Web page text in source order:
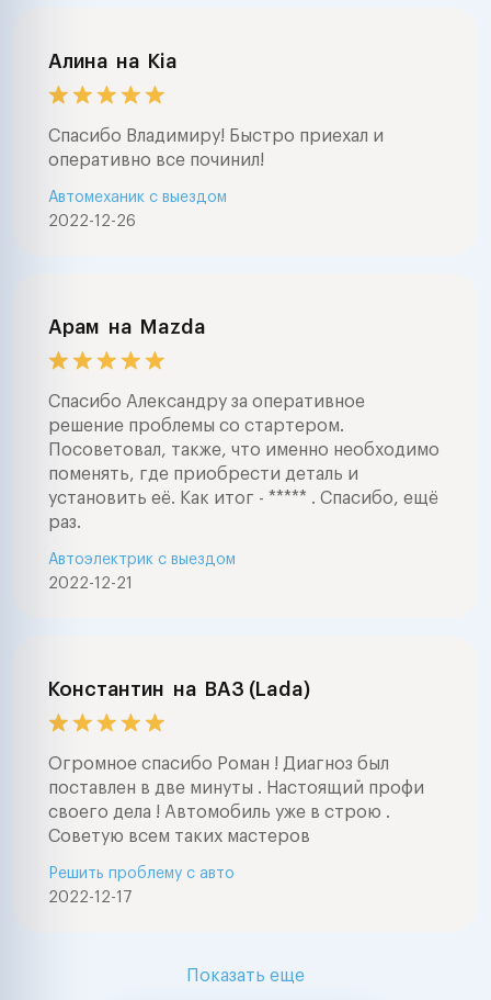
Алина на Kia
Спасибо Владимиру! Быстро приехал и
оперативно все починил!
2022-12-26
Автомеханик с выездом
Арам на Mazda
Спасибо Александру за оперативное
решение проблемы со стартером.
Посоветовал, также, что именно необходимо
поменять, где приобрести деталь и
установить её. Как итог - ***** . Спасибо, ещё
раз.
2022-12-21
Автоэлектрик с выездом
Константин на ВАЗ (Lada)
Огромное спасибо Роман ! Диагноз был
поставлен в две минуты . Настоящий профи
своего дела ! Автомобиль уже в строю .
Советую всем таких мастеров
2022-12-17
Решить проблему с авто
Показать еще